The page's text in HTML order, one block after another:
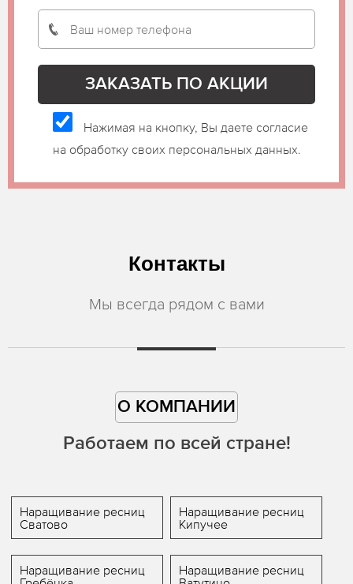
Нажимая на кнопку, Вы даете согласие
на обработку своих персональных данных.
Контакты
Мы всегда рядом с вами
О КОМПАНИИ
Работаем по всей стране!
Наращивание ресниц
Сватово
Наращивание ресниц
Кипучее
Наращивание ресниц
Наращивание ресниц